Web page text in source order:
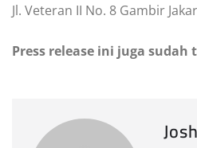
Jl. Veteran II No. 8 Gambir
Press release ini juga sudah